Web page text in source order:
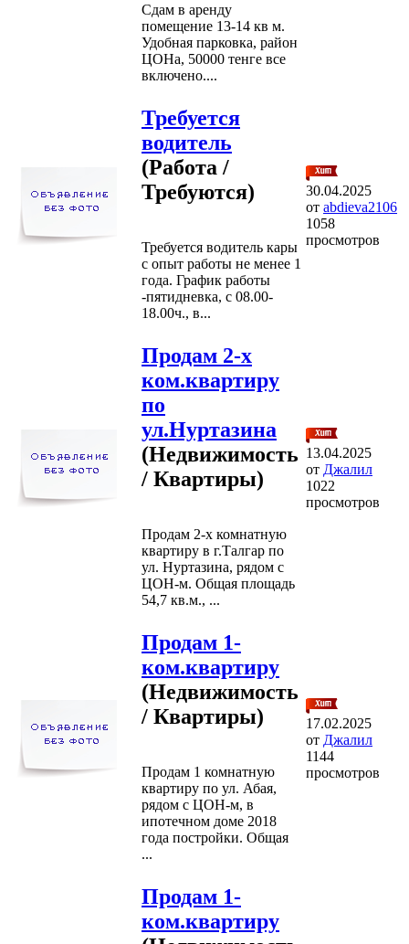
Сдам в аренду
помещение 13-14 кв м.
Удобная парковка, район
ЦОНа, 50000 тенге все
включено....
Требуется
водитель
(Работа /
Требуются)
Требуется водитель кары
с опыт работы не менее 1
года. График работы
-пятидневка, с 08.00-
18.00ч., в...
30.04.2025
от abdieva2106
1058
просмотров
Продам 2-х
ком.квартиру
по
ул.Нуртазина
(Недвижимость
/ Квартиры)
Продам 2-х комнатную
квартиру в г.Талгар по
ул. Нуртазина, рядом с
ЦОН-м. Общая площадь
54,7 кв.м., ...
13.04.2025
от Джалил
1022
просмотров
Продам 1-
ком.квартиру
(Недвижимость
/ Квартиры)
Продам 1 комнатную
квартиру по ул. Абая,
рядом с ЦОН-м, в
ипотечном доме 2018
года постройки. Общая
...
17.02.2025
от Джалил
1144
просмотров
Продам 1-
ком.квартиру